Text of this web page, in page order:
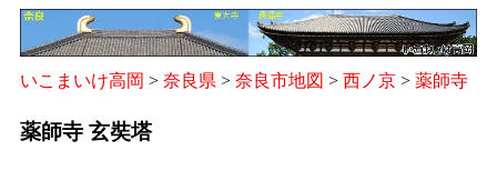
いこまいけ高岡 > 奈良県 > 奈良市地図 > 西ノ京 > 薬師寺
薬師寺 玄奘塔